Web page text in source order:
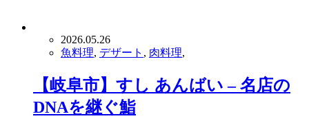
2026.05.26
魚料理, デザート , 肉料理,
【岐阜市】すし あんばい – 名店の
DNAを継ぐ鮨